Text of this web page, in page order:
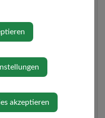
mit
Gemeinde Wolfsbach einen
(max. 3.650,00
akzeptieren